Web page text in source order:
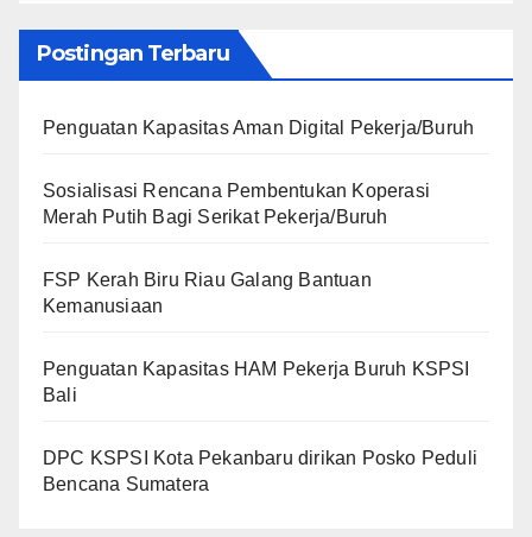
Postingan Terbaru
Penguatan Kapasitas Aman Digital Pekerja/Buruh
Sosialisasi Rencana Pembentukan Koperasi
Merah Putih Bagi Serikat Pekerja/Buruh
FSP Kerah Biru Riau Galang Bantuan
Kemanusiaan
Penguatan Kapasitas HAM Pekerja Buruh KSPSI
Bali
DPC KSPSI Kota Pekanbaru dirikan Posko Peduli
Bencana Sumatera